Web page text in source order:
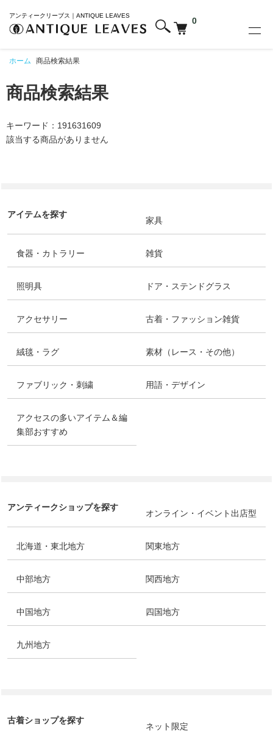
アンティークリーブス｜ANTIQUE LEAVES
0
ホーム 商品検索結果
商品検索結果
キーワード：191631609
該当する商品がありません
アイテムを探す
家具
食器・カトラリー 雑貨
照明具 ドア・ステンドグラス
アクセサリー 古着・ファッション雑貨
絨毯・ラグ 素材（レース・その他）
ファブリック・刺繍 用語・デザイン
アクセスの多いアイテム＆編
集部おすすめ
アンティークショップを探す
オンライン・イベント出店型
北海道・東北地方 関東地方
中部地方 関西地方
中国地方 四国地方
九州地方
古着ショップを探す
ネット限定